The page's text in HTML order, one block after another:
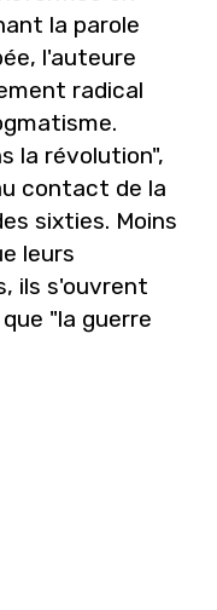
la parole
l'auteure
radical
la révolution",
contact de la
sixties. Moins
leurs
ils s'ouvrent
"la guerre